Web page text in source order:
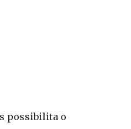
possibilita o